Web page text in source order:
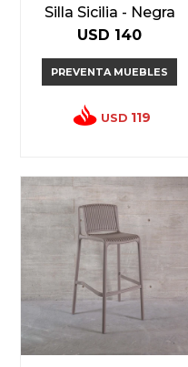
Silla Sicilia - Negra
USD 140
PREVENTA MUEBLES
USD 119